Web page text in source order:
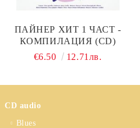
ПАЙНЕР ХИТ 1 ЧАСТ -
КОМПИЛАЦИЯ (CD)
€6.50
12.71лв.
CD audio
Blues